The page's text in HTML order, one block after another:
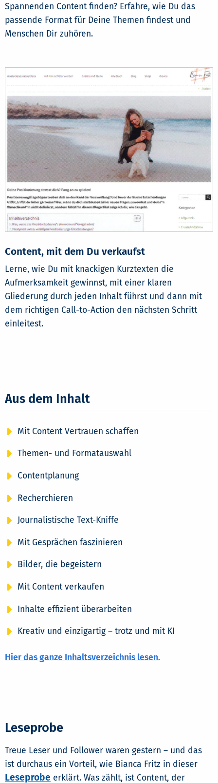
Spannenden Content finden? Erfahre, wie Du das
passende Format für Deine Themen findest und
Menschen Dir zuhören.
Content, mit dem Du verkaufst
Lerne, wie Du mit knackigen Kurztexten die
Aufmerksamkeit gewinnst, mit einer klaren
Gliederung durch jeden Inhalt führst und dann mit
dem richtigen Call-to-Action den nächsten Schritt
einleitest.
Aus dem Inhalt
Mit Content Vertrauen schaffen
Themen- und Formatauswahl
Contentplanung
Recherchieren
Journalistische Text-Kniffe
Mit Gesprächen faszinieren
Bilder, die begeistern
Mit Content verkaufen
Inhalte effizient überarbeiten
Kreativ und einzigartig – trotz und mit KI
Hier das ganze Inhaltsverzeichnis lesen.
Leseprobe
Treue Leser und Follower waren gestern – und das
ist durchaus ein Vorteil, wie Bianca Fritz in dieser
Leseprobe erklärt. Was zählt, ist Content, der